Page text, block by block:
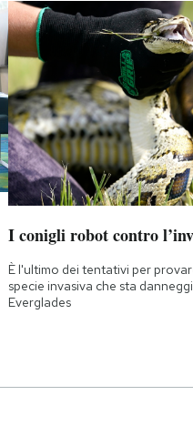
I conigli robot contro
È l'ultimo dei tentativi per
specie invasiva che sta
Everglades